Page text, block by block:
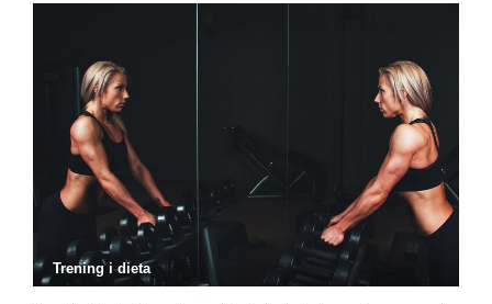
Trening i dieta